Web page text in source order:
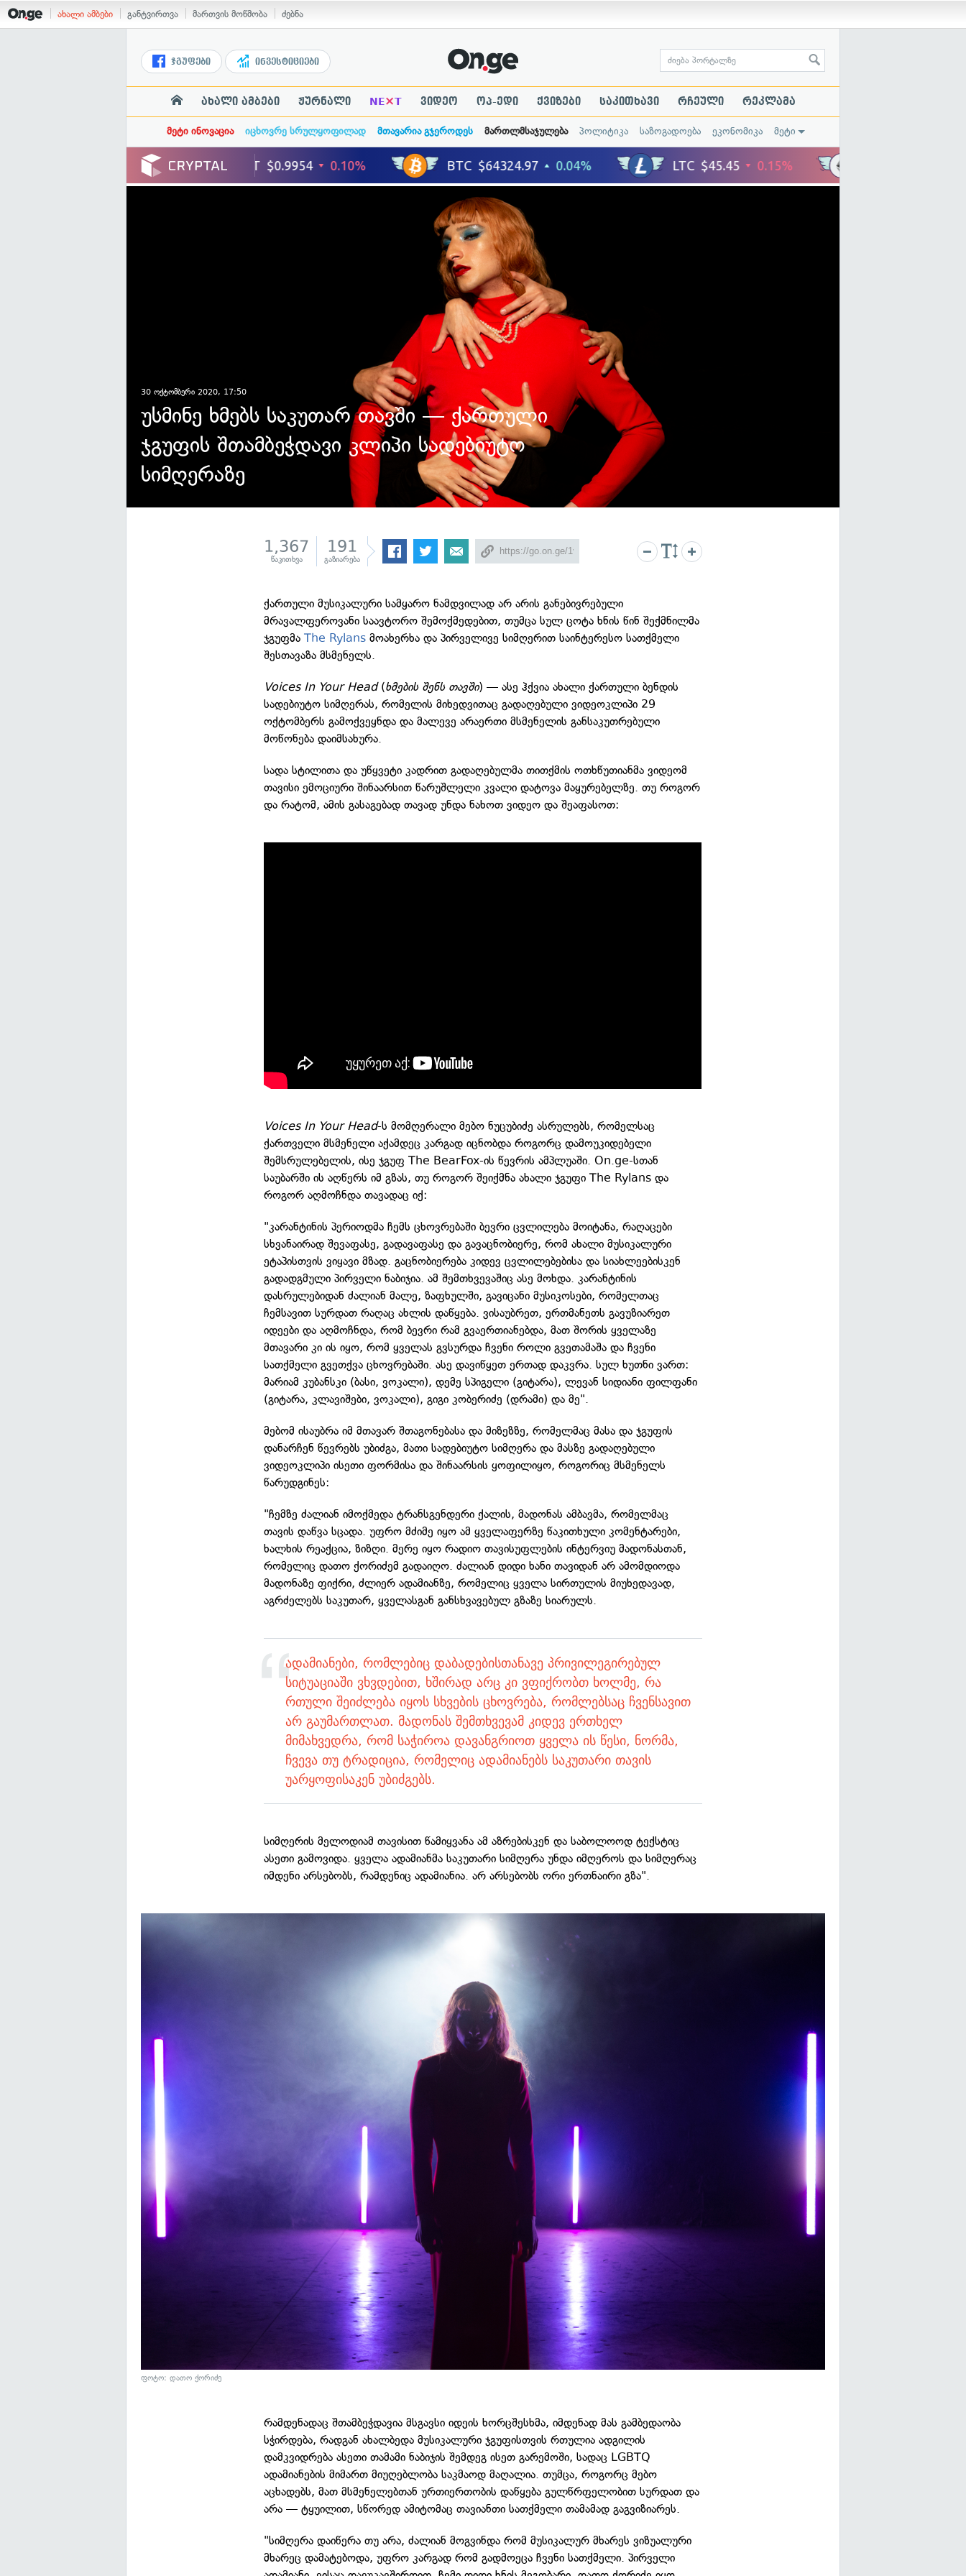
ახალი ამბები განტვირთვა მართვის მოწმობა ძებნა
ჯგუფები ინვესტიციები
ახალი ამბები ჟურნალი NE×T ვიდეო ოპ-ედი ქვიზები საკითხავი რჩეული რეკლამა
მეტი ინოვაცია იცხოვრე სრულყოფილად მთავარია გჯეროდეს მართლმსაჯულება პოლიტიკა საზოგადოება ეკონომიკა მეტი
30 ოქტომბერი 2020, 17:50
უსმინე ხმებს საკუთარ თავში — ქართული
ჯგუფის შთამბეჭდავი კლიპი სადებიუტო
სიმღერაზე
1,367
წაკითხვა
191
გაზიარება
ქართული მუსიკალური სამყარო ნამდვილად არ არის განებივრებული
მრავალფეროვანი საავტორო შემოქმედებით, თუმცა სულ ცოტა ხნის წინ შექმნილმა
ჯგუფმაThe Rylans მოახერხა და პირველივე სიმღერით საინტერესო სათქმელი
შესთავაზა მსმენელს.
Voices In Your Head(ხმების შენს თავში) — ასე ჰქვია ახალი ქართული ბენდის
სადებიუტო სიმღერას, რომელის მიხედვითაც გადაღებული ვიდეოკლიპი 29
ოქტომბერს გამოქვეყნდა და მალევე არაერთი მსმენელის განსაკუთრებული
მოწონება დაიმსახურა.
სადა სტილითა და უწყვეტი კადრით გადაღებულმა თითქმის ოთხწუთიანმა ვიდეომ
თავისი ემოციური შინაარსით წარუშლელი კვალი დატოვა მაყურებელზე. თუ როგორ
და რატომ, ამის გასაგებად თავად უნდა ნახოთ ვიდეო და შეაფასოთ:
Voices In Your Head-ს მომღერალი მებო ნუცუბიძე ასრულებს, რომელსაც
ქართველი მსმენელი აქამდეც კარგად იცნობდა როგორც დამოუკიდებელი
შემსრულებელის, ისე ჯგუფ The BearFox-ის წევრის ამპლუაში. On.ge-სთან
საუბარში ის აღწერს იმ გზას, თუ როგორ შეიქმნა ახალი ჯგუფი The Rylans და
როგორ აღმოჩნდა თავადაც იქ:
"კარანტინის პერიოდმა ჩემს ცხოვრებაში ბევრი ცვლილება მოიტანა, რაღაცები
სხვანაირად შევაფასე, გადავაფასე და გავაცნობიერე, რომ ახალი მუსიკალური
ეტაპისთვის ვიყავი მზად. გაცნობიერება კიდევ ცვლილებებისა და სიახლეებისკენ
გადადგმული პირველი ნაბიჯია. ამ შემთხვევაშიც ასე მოხდა. კარანტინის
დასრულებიდან ძალიან მალე, ზაფხულში, გავიცანი მუსიკოსები, რომელთაც
ჩემსავით სურდათ რაღაც ახლის დაწყება. ვისაუბრეთ, ერთმანეთს გავუზიარეთ
იდეები და აღმოჩნდა, რომ ბევრი რამ გვაერთიანებდა, მათ შორის ყველაზე
მთავარი კი ის იყო, რომ ყველას გვსურდა ჩვენი როლი გვეთამაშა და ჩვენი
სათქმელი გვეთქვა ცხოვრებაში. ასე დავიწყეთ ერთად დაკვრა. სულ ხუთნი ვართ:
მარიამ კუბანსკი (ბასი, ვოკალი), დემე სპიგელი (გიტარა), ლევან სიდიანი ფილფანი
(გიტარა, კლავიშები, ვოკალი), გიგი კობერიძე (დრამი) და მე".
მებომ ისაუბრა იმ მთავარ შთაგონებასა და მიზეზზე, რომელმაც მასა და ჯგუფის
დანარჩენ წევრებს უბიძგა, მათი სადებიუტო სიმღერა და მასზე გადაღებული
ვიდეოკლიპი ისეთი ფორმისა და შინაარსის ყოფილიყო, როგორიც მსმენელს
წარუდგინეს:
"ჩემზე ძალიან იმოქმედა ტრანსგენდერი ქალის, მადონას ამბავმა, რომელმაც
თავის დაწვა სცადა. უფრო მძიმე იყო ამ ყველაფერზე წაკითხული კომენტარები,
ხალხის რეაქცია, ზიზღი. მერე იყო რადიო თავისუფლების ინტერვიუ მადონასთან,
რომელიც დათო ქორიძემ გადაიღო. ძალიან დიდი ხანი თავიდან არ ამომდიოდა
მადონაზე ფიქრი, ძლიერ ადამიანზე, რომელიც ყველა სირთულის მიუხედავად,
აგრძელებს საკუთარ, ყველასგან განსხვავებულ გზაზე სიარულს.
ადამიანები, რომლებიც დაბადებისთანავე პრივილეგირებულ
სიტუაციაში ვხვდებით, ხშირად არც კი ვფიქრობთ ხოლმე, რა
რთული შეიძლება იყოს სხვების ცხოვრება, რომლებსაც ჩვენსავით
არ გაუმართლათ. მადონას შემთხვევამ კიდევ ერთხელ
მიმახვედრა, რომ საჭიროა დავანგრიოთ ყველა ის წესი, ნორმა,
ჩვევა თუ ტრადიცია, რომელიც ადამიანებს საკუთარი თავის
უარყოფისაკენ უბიძგებს.
სიმღერის მელოდიამ თავისით წამიყვანა ამ აზრებისკენ და საბოლოოდ ტექსტიც
ასეთი გამოვიდა. ყველა ადამიანმა საკუთარი სიმღერა უნდა იმღეროს და სიმღერაც
იმდენი არსებობს, რამდენიც ადამიანია. არ არსებობს ორი ერთნაირი გზა".
ფოტო: დათო ქორიძე
რამდენადაც შთამბეჭდავია მსგავსი იდეის ხორცშესხმა, იმდენად მას გამბედაობა
სჭირდება, რადგან ახალბედა მუსიკალური ჯგუფისთვის რთულია ადგილის
დამკვიდრება ასეთი თამამი ნაბიჯის შემდეგ ისეთ გარემოში, სადაც LGBTQ
ადამიანების მიმართ მიუღებლობა საკმაოდ მაღალია. თუმცა, როგორც მებო
აცხადებს, მათ მსმენელებთან ურთიერთობის დაწყება გულწრფელობით სურდათ და
არა — ტყუილით, სწორედ ამიტომაც თავიანთი სათქმელი თამამად გაგვიზიარეს.
"სიმღერა დაიწერა თუ არა, ძალიან მოგვინდა რომ მუსიკალურ მხარეს ვიზუალური
მხარეც დამატებოდა, უფრო კარგად რომ გადმოეცა ჩვენი სათქმელი. პირველი